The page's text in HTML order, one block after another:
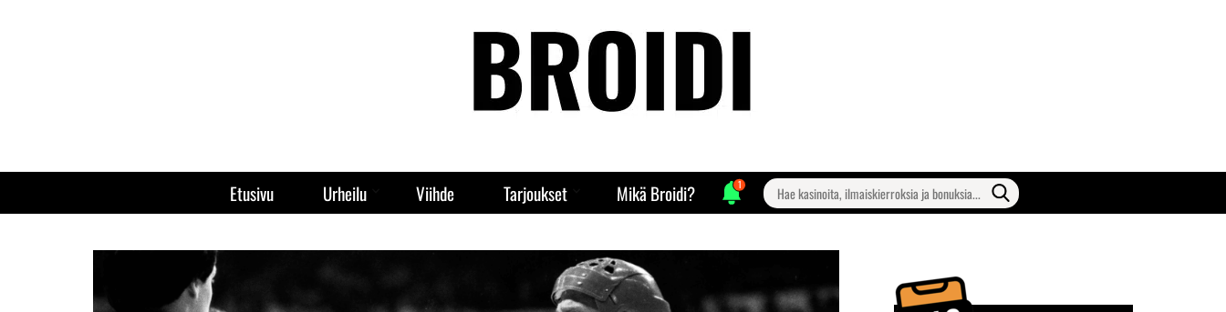
Etusivu Urheilu Viihde Tarjoukset Mikä Broidi? 1
Search
for: